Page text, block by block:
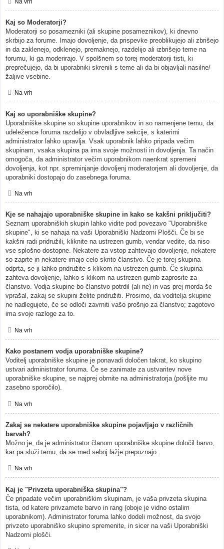
Kaj so Moderatorji?
Moderatorji so posamezniki (ali skupine posameznikov), ki dnevno
skrbijo za forume. Imajo dovoljenje, da prispevke preoblikujejo ali zbrišejo
in da zaklenejo, odklenejo, premaknejo, razdelijo ali izbrišejo teme na
forumu, ki ga moderirajo. V spolšnem so torej moderatorji tisti, ki
preprečujejo, da bi uporabniki skrenili s teme ali da bi objavljali nasilne/
žaljive vsebine.
Na vrh
Kaj so uporabniške skupine?
Uporabniške skupine so skupine uporabnikov in so namenjene temu, da
udeležence foruma razdelijo v obvladljive sekcije, s katerimi
administrator lahko upravlja. Vsak uporabnik lahko pripada večim
skupinam, vsaka skupina pa ima svoje možnosti in dovoljenja. Ta način
omogoča, da administrator večim uporabnikom naenkrat spremeni
dovoljenja, kot npr. spreminjanje dovoljenj moderatorjem ali dovoljenje, da
uporabniki dostopajo do zasebnega foruma.
Na vrh
Kje se nahajajo uporabniške skupine in kako se kakšni priključiti?
Seznam uporabniških skupin lahko vidite pod povezavo "Uporabniške
skupine", ki se nahaja na vaši Uporabniški Nadzorni Plošči. Če bi se
kakšni radi pridružili, kliknite na ustrezen gumb, vendar vedite, da niso
vse splošno dostopne. Nekatere za vstop zahtevajo dovoljenje, nekatere
so zaprte in nekatere imajo celo skrito članstvo. Če je torej skupina
odprta, se ji lahko pridružite s klikom na ustrezen gumb. Če skupina
zahteva dovoljenje, lahko s klikom na ustrezen gumb zaprosite za
članstvo. Vodja skupine bo članstvo potrdil (ali ne) in vas prej morda še
vprašal, zakaj se skupini želite pridružiti. Prosimo, da voditelja skupine
ne nadlegujete, če se odloči zavrniti vašo prošnjo za članstvo; zagotovo
ima svoje razloge za to.
Na vrh
Kako postanem vodja uporabniške skupine?
Voditelj uporabniške skupine je ponavadi določen takrat, ko skupino
ustvari administrator foruma. Če se zanimate za ustvaritev nove
uporabniške skupine, se najprej obrnite na administratorja (pošljite mu
zasebno sporočilo).
Na vrh
Zakaj se nekatere uporabniške skupine pojavljajo v različnih
barvah?
Možno je, da je administrator članom uporabniške skupine določil barvo,
kar pa služi temu, da se med seboj lažje prepoznajo.
Na vrh
Kaj je "Privzeta uporabniška skupina"?
Če pripadate večim uporabniškim skupinam, je vaša privzeta skupina
tista, od katere privzamete barvo in rang (oboje je vidno ostalim
uporabnikom). Administrator foruma lahko dodeli možnost, da svojo
privzeto uporabniško skupino spremenite, in sicer na vaši Uporabniški
Nadzorni plošči.